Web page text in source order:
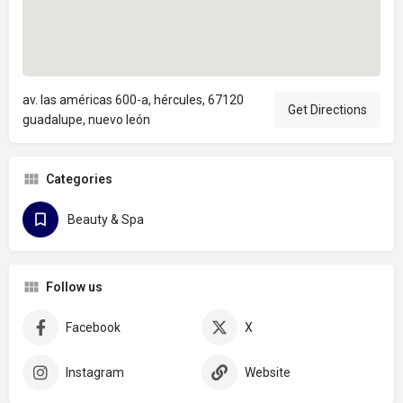
av. las américas 600-a, hércules, 67120
guadalupe, nuevo león
Get Directions
Categories
Beauty & Spa
Follow us
Facebook X
Instagram Website